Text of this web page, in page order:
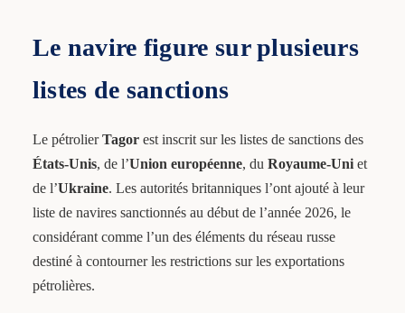
Le navire figure sur plusieurs
listes de sanctions
Le pétrolierTagorest inscrit sur les listes de sanctions des
États-Unis, de l’Union européenne, du Royaume-Uniet
de l’Ukraine. Les autorités britanniques l’ont ajouté à leur
liste de navires sanctionnés au début de l’année 2026, le
considérant comme l’un des éléments du réseau russe
destiné à contourner les restrictions sur les exportations
pétrolières.